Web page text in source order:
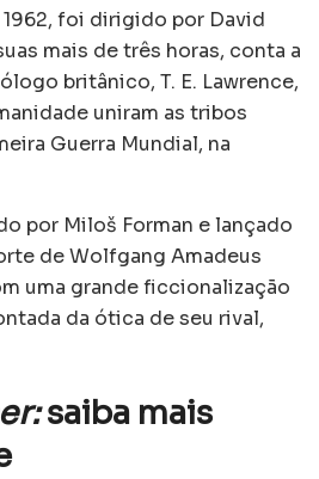
foi dirigido por David
mais de três horas, conta a
britânico, T. E. Lawrence,
uniram as tribos
Guerra Mundial, na
por Miloš Forman e lançado
de Wolfgang Amadeus
uma grande ficcionalização
da ótica de seu rival,
saiba mais